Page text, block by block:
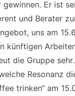
Er ist
und Berater
uns am
künftigen
die Gruppe
Resonanz
trinken“ am